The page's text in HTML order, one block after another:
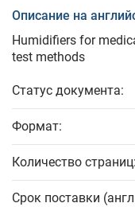
Описание на
Humidifiers for
test methods
Статус документа:
Формат:
Количество страниц:
Срок поставки